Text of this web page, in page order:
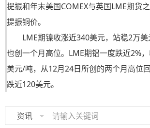
提振和年末美国COMEX与英国LME期货
提振铜价。
LME期镍收涨近340美元，站稳2万美
也创一个月高位。LME期铝一度跌近2%
美元/吨，从12月24日所创的两个月高位
跌近120美元。
资讯